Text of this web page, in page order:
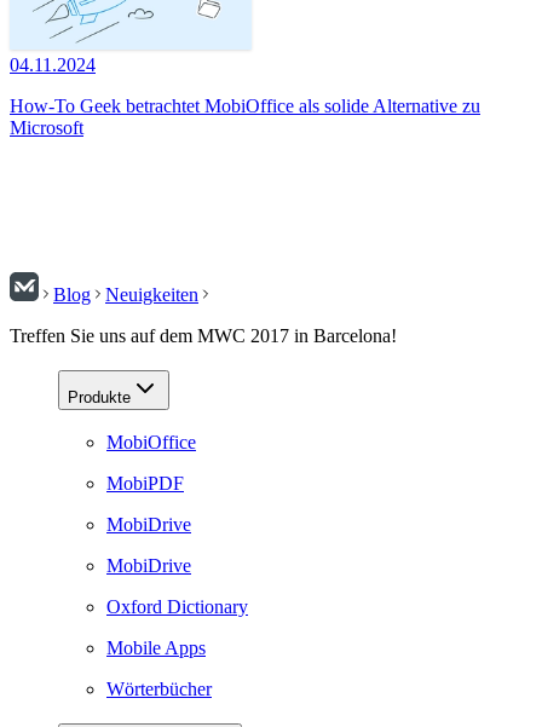
04.11.2024
How-To Geek betrachtet MobiOffice als solide Alternative zu
Microsoft
Blog
Neuigkeiten
Treffen Sie uns auf dem MWC 2017 in Barcelona!
Produkte
MobiOffice
MobiPDF
MobiDrive
MobiDrive
Oxford Dictionary
Mobile Apps
Wörterbücher